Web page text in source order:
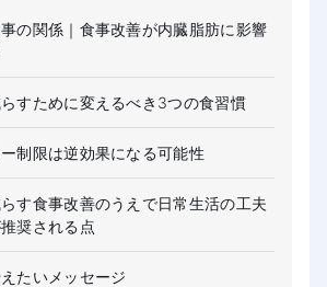
の関係｜食事改善が内臓脂肪に影響
すために変えるべき3つの食習慣
制限は逆効果になる可能性
す食事改善のうえで日常生活の工夫
奨される点
たいメッセージ